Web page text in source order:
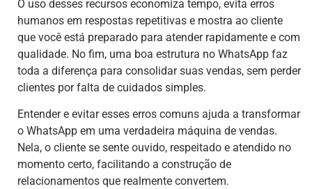
O uso desses recursos economiza tempo, evita erros
humanos em respostas repetitivas e mostra ao cliente
que você está preparado para atender rapidamente e com
qualidade. No fim, uma boa estrutura no WhatsApp faz
toda a diferença para consolidar suas vendas, sem perder
clientes por falta de cuidados simples.
Entender e evitar esses erros comuns ajuda a transformar
o WhatsApp em uma verdadeira máquina de vendas.
Nela, o cliente se sente ouvido, respeitado e atendido no
momento certo, facilitando a construção de
relacionamentos que realmente convertem.